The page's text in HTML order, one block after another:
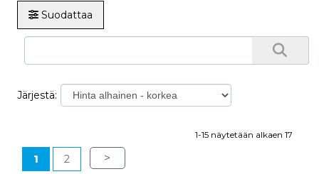
Suodattaa
Järjestä:
1-15 näytetään alkaen 17
1 2 >